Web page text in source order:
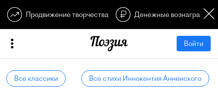
Продвижение творчества Денежные
Войти
Все классики Все стихи Иннокентия Анненского